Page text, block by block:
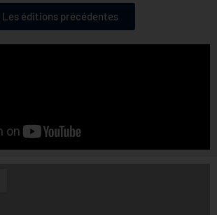
Les éditions précédentes